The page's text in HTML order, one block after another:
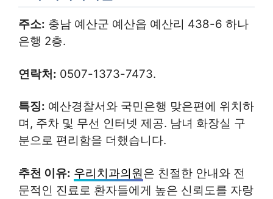
주소: 충남 예산군 예산읍 예산리 438-6 하나
은행 2층.
연락처: 0507-1373-7473.
특징: 예산경찰서와 국민은행 맞은편에 위치하
며, 주차 및 무선 인터넷 제공. 남녀 화장실 구
분으로 편리함을 더했습니다.
추천 이유: 우리치과의원은 친절한 안내와 전
문적인 진료로 환자들에게 높은 신뢰도를 자랑